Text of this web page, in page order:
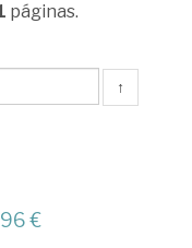
páginas.
↑
€